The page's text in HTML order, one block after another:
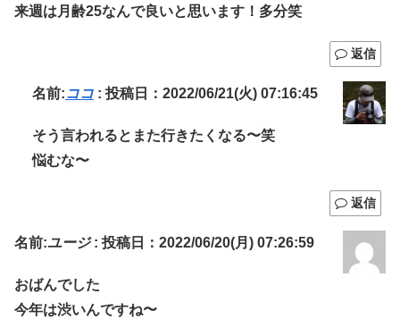
来週は月齢25なんで良いと思います！多分笑
返信
名前:ココ : 投稿日：2022/06/21(火) 07:16:45
そう言われるとまた行きたくなる〜笑
悩むな〜
返信
名前:ユージ: 投稿日：2022/06/20(月) 07:26:59
おばんでした
今年は渋いんですね〜